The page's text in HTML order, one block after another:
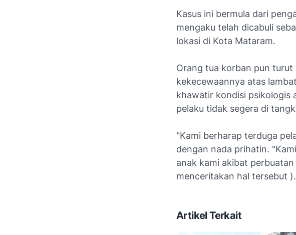
Kasus ini bermula dari
mengaku telah dicabuli
lokasi di Kota Mataram.
Orang tua korban pun
kekecewaannya atas
khawatir kondisi psikologis
pelaku tidak segera di
"Kami berharap terduga
dengan nada prihatin.
anak kami akibat
menceritakan hal tersebut ).
Artikel Terkait